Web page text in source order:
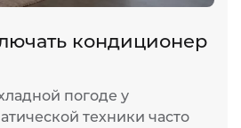
кондиционер
погоде у
техники часто